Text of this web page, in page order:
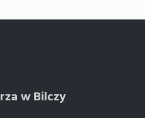
w Bilczy